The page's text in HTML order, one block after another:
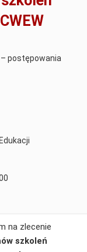
– postępowania
na zlecenie
szkoleń